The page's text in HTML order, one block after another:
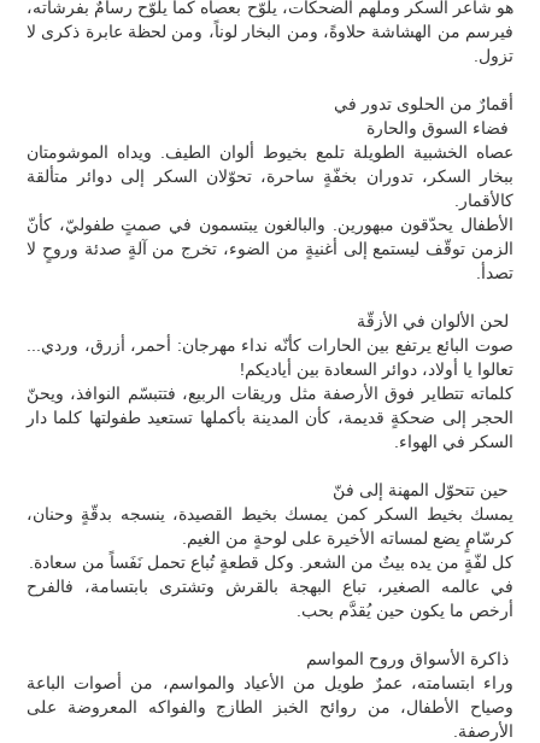
هو شاعر السكر وملهم الضحكات، يلوّح بعصاه كما يلوّح رسامٌ بفرشاته،
فيرسم من الهشاشة حلاوةً، ومن البخار لوناً، ومن لحظة عابرة ذكرى لا
تزول.
أقمارٌ من الحلوى تدور في
فضاء السوق والحارة
عصاه الخشبية الطويلة تلمع بخيوط ألوان الطيف. ويداه الموشومتان
ببخار السكر، تدوران بخفّةٍ ساحرة، تحوّلان السكر إلى دوائر متألقة
كالأقمار.
الأطفال يحدّقون مبهورين. والبالغون يبتسمون في صمتٍ طفوليّ، كأنّ
الزمن توقّف ليستمع إلى أغنيةٍ من الضوء، تخرج من آلةٍ صدئة وروحٍ لا
تصدأ.
لحن الألوان في الأزقّة
صوت البائع يرتفع بين الحارات كأنّه نداء مهرجان: أحمر، أزرق، وردي...
تعالوا يا أولاد، دوائر السعادة بين أياديكم!
كلماته تتطاير فوق الأرصفة مثل وريقات الربيع، فتتبسّم النوافذ، ويحنّ
الحجر إلى ضحكةٍ قديمة، كأن المدينة بأكملها تستعيد طفولتها كلما دار
السكر في الهواء.
حين تتحوّل المهنة إلى فنّ
يمسك بخيط السكر كمن يمسك بخيط القصيدة، ينسجه بدقّةٍ وحنان،
كرسّامٍ يضع لمساته الأخيرة على لوحةٍ من الغيم.
كل لفّةٍ من يده بيتٌ من الشعر. وكل قطعةٍ تُباع تحمل نَفَساً من سعادة.
في عالمه الصغير، تباع البهجة بالقرش وتشترى بابتسامة، فالفرح
أرخص ما يكون حين يُقدَّم بحب.
ذاكرة الأسواق وروح المواسم
وراء ابتسامته، عمرٌ طويل من الأعياد والمواسم، من أصوات الباعة
وصياح الأطفال، من روائح الخبز الطازج والفواكه المعروضة على
الأرصفة.